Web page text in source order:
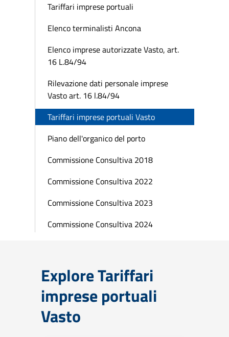
Tariffari imprese portuali
Elenco terminalisti Ancona
Elenco imprese autorizzate Vasto, art.
16 L.84/94
Rilevazione dati personale imprese
Vasto art. 16 l.84/94
Tariffari imprese portuali Vasto
Piano dell'organico del porto
Commissione Consultiva 2018
Commissione Consultiva 2022
Commissione Consultiva 2023
Commissione Consultiva 2024
Explore Tariffari
imprese portuali
Vasto